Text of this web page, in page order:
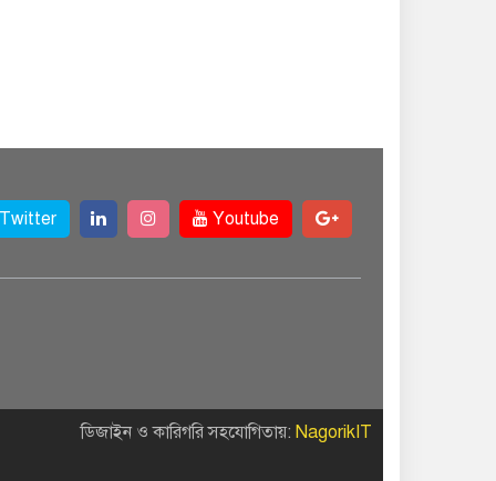
Twitter Youtube
ডিজাইন ও কারিগরি সহযোগিতায়: NagorikIT